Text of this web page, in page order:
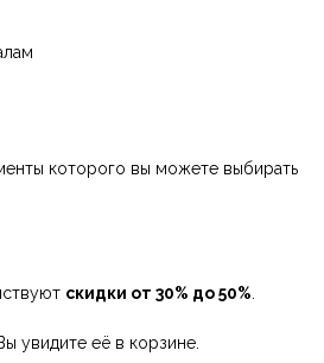
которого вы можете выбирать
скидки от 30% до 50%.
увидите её в корзине.